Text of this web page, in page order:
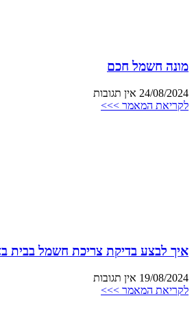
מונה חשמל חכם
24/08/2024 אין תגובות
לקריאת המאמר >>>
איך לבצע בדיקת צריכת חשמל בבית
19/08/2024 אין תגובות
לקריאת המאמר >>>